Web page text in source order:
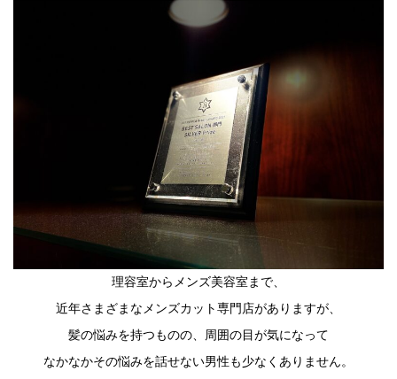
理容室からメンズ美容室まで、
近年さまざまなメンズカット専門店がありますが、
髪の悩みを持つものの、周囲の目が気になって
なかなかその悩みを話せない男性も少なくありません。